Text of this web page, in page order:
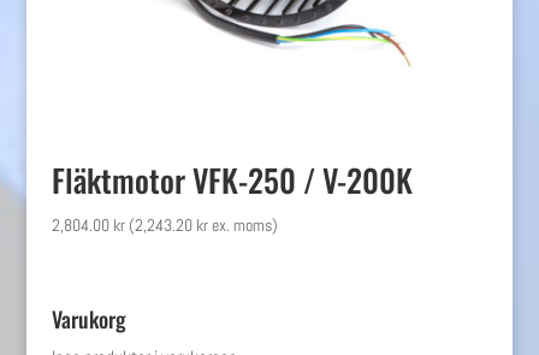
Fläktmotor VFK-250 / V-200K
2,804.00 kr (2,243.20 krex. moms)
Varukorg